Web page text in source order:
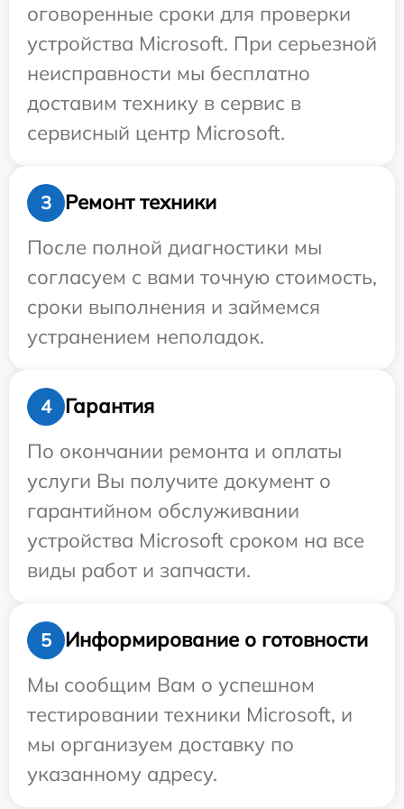
оговоренные сроки для проверки
устройства Microsoft. При серьезной
неисправности мы бесплатно
доставим технику в сервис в
сервисный центр Microsoft.
3
Ремонт техники
После полной диагностики мы
согласуем с вами точную стоимость,
сроки выполнения и займемся
устранением неполадок.
4
Гарантия
По окончании ремонта и оплаты
услуги Вы получите документ о
гарантийном обслуживании
устройства Microsoft сроком на все
виды работ и запчасти.
5
Информирование о готовности
Мы сообщим Вам о успешном
тестировании техники Microsoft, и
мы организуем доставку по
указанному адресу.